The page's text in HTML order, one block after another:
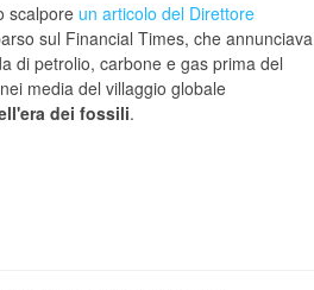
scalpore un articolo del Direttore
sul Financial Times, che annunciava
di petrolio, carbone e gas prima del
media del villaggio globale
dei fossili.